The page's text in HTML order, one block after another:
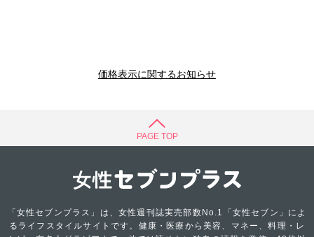
価格表示に関するお知らせ
PAGE TOP
「女性セブンプラス」は、女性週刊誌実売部数No.1「女性セブン」によ
るライフスタイルサイトです。健康・医療から美容、マネー、料理・レ